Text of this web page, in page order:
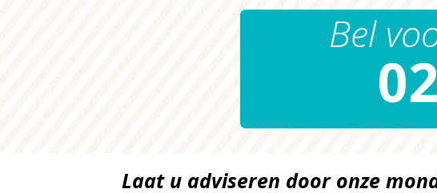
Bel
Laat u adviseren door onze